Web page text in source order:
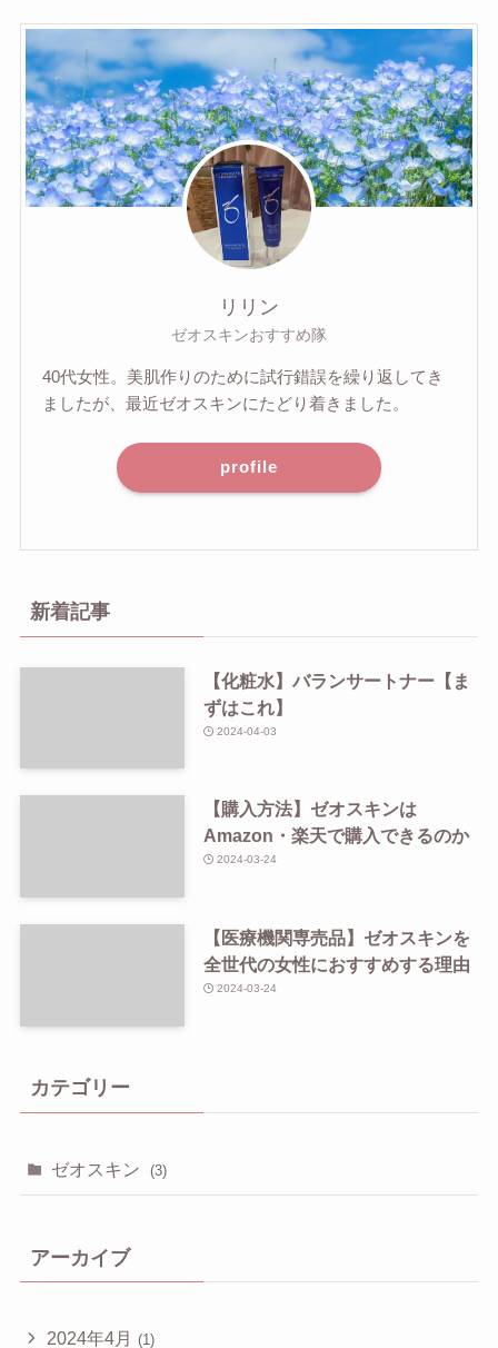
リリン
ゼオスキンおすすめ隊
40代女性。美肌作りのために試行錯誤を繰り返してき
ましたが、最近ゼオスキンにたどり着きました。
profile
新着記事
【化粧水】バランサートナー【ま
ずはこれ】
2024-04-03
【購入方法】ゼオスキンは
Amazon・楽天で購入できるのか
2024-03-24
【医療機関専売品】ゼオスキンを
全世代の女性におすすめする理由
2024-03-24
カテゴリー
ゼオスキン (3)
アーカイブ
2024年4月 (1)